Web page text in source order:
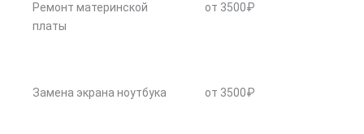
Ремонт материнской
платы
от 3500₽
Замена экрана ноутбука от 3500₽